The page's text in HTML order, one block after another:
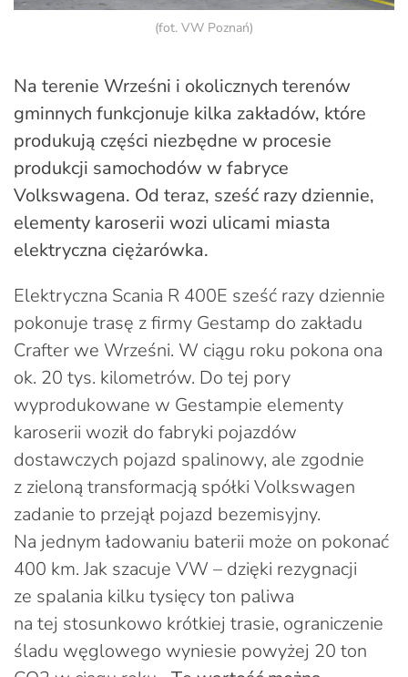
(fot. VW Poznań)
Na terenie Wrześni i okolicznych terenów
gminnych funkcjonuje kilka zakładów, które
produkują części niezbędne w procesie
produkcji samochodów w fabryce
Volkswagena. Od teraz, sześć razy dziennie,
elementy karoserii wozi ulicami miasta
elektryczna ciężarówka.
Elektryczna Scania R 400E sześć razy dziennie
pokonuje trasę z firmy Gestamp do zakładu
Crafter we Wrześni. W ciągu roku pokona ona
ok. 20 tys. kilometrów. Do tej pory
wyprodukowane w Gestampie elementy
karoserii woził do fabryki pojazdów
dostawczych pojazd spalinowy, ale zgodnie
z zieloną transformacją spółki Volkswagen
zadanie to przejął pojazd bezemisyjny.
Na jednym ładowaniu baterii może on pokonać
400 km. Jak szacuje VW – dzięki rezygnacji
ze spalania kilku tysięcy ton paliwa
na tej stosunkowo krótkiej trasie, ograniczenie
śladu węglowego wyniesie powyżej 20 ton